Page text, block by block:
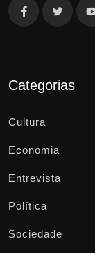
Categorias
Cultura
Economia
Entrevista
Política
Sociedade